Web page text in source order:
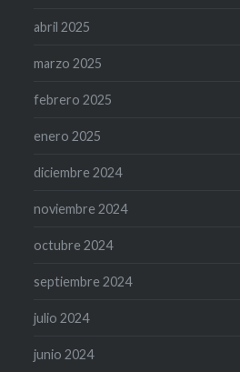
abril 2025
marzo 2025
febrero 2025
enero 2025
diciembre 2024
noviembre 2024
octubre 2024
septiembre 2024
julio 2024
junio 2024